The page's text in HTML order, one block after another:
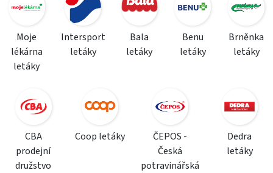
Moje
lékárna
letáky
Intersport
letáky
Bala
letáky
Benu
letáky
Brněnka
letáky
CBA
prodejní
družstvo
Coop letáky
ČEPOS -
Česká
potravinářská
Dedra
letáky